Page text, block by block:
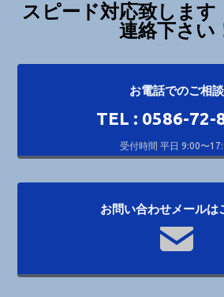
スピード対応致します
連絡下さい
お電話でのご相談
TEL : 0586-72-
受付時間 平日 9:00〜
お問い合わせメールは